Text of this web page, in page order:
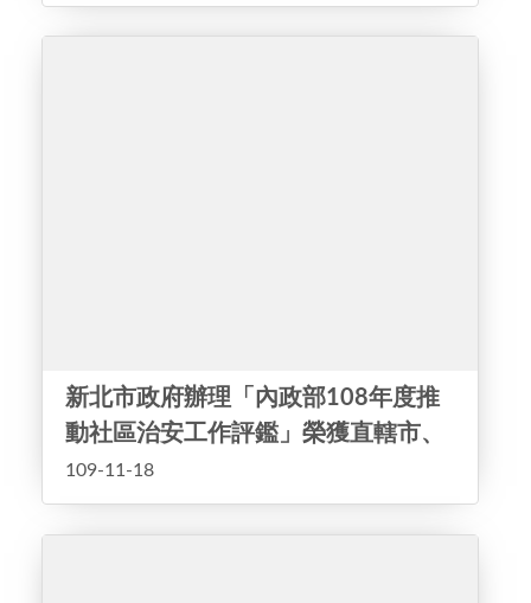
新北市政府辦理「內政部108年度推
動社區治安工作評鑑」榮獲直轄市、
縣（市）政府部分「特優」單位暨輔
導績優治安社區成績卓著
109-11-18